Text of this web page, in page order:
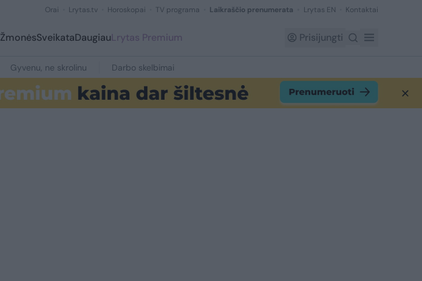
Orai Lrytas.tv Horoskopai TV programa Laikraščio prenumerata Lrytas EN Kontaktai
ŽmonėsSveikataDaugiauLrytas Premium Prisijungti
Gyvenu, ne skrolinu Darbo skelbimai